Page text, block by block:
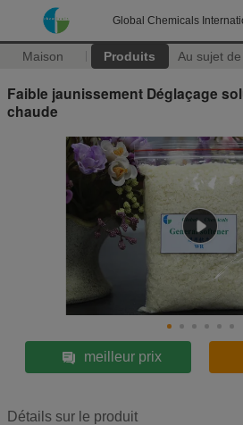
Global Chemicals
Maison Produits Au sujet
Faible jaunissement Déglaçage
chaude
meilleur prix
Détails sur le produit